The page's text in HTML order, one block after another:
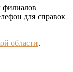
филиалов
для справок
области.